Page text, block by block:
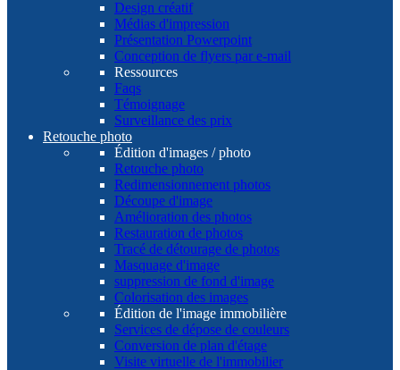
Design créatif
Médias d'impression
Présentation Powerpoint
Conception de flyers par e-mail
Ressources
Faqs
Témoignage
Surveillance des prix
Retouche photo
Édition d'images / photo
Retouche photo
Redimensionnement photos
Découpe d'image
Amélioration des photos
Restauration de photos
Tracé de détourage de photos
Masquage d'image
suppression de fond d'image
Colorisation des images
Édition de l'image immobilière
Services de dépose de couleurs
Conversion de plan d'étage
Visite virtuelle de l'immobilier